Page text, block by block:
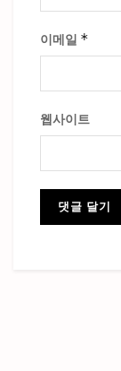
이메일 *
웹사이트